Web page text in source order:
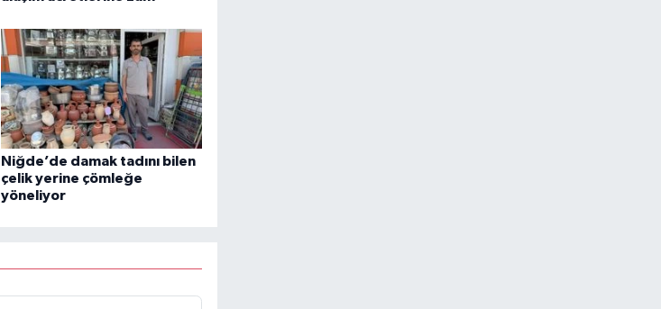
Niğde’de damak tadını bilen
çelik yerine çömleğe
yöneliyor